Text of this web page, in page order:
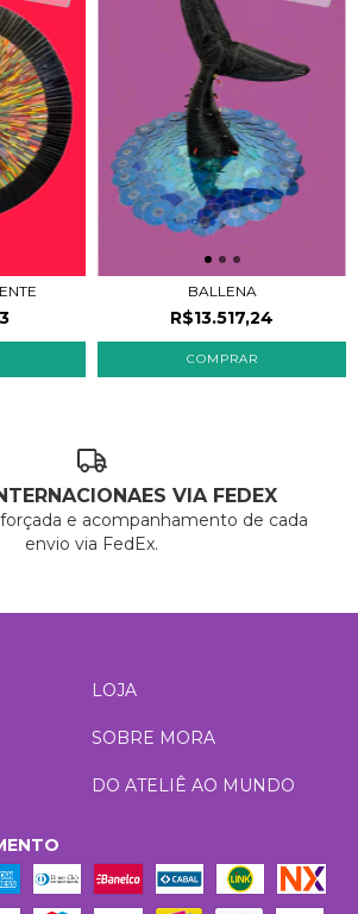
BALLENA
R$13.517,24
VIA FEDEX
e acompanhamento de cada
envio via FedEx.
LOJA
SOBRE MORA
DO ATELIÊ AO MUNDO